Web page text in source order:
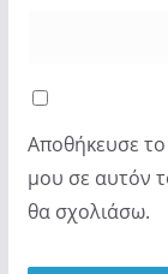
Αποθήκευσε
μου σε αυτόν
θα σχολιάσω.